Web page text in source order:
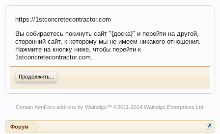
https://1stconcretecontractor.com
Вы собираетесь покинуть сайт "{доска}" и перейти на другой,
сторонний сайт, к которому мы не имеем никакого отношения.
Нажмите на кнопку ниже, чтобы перейти к
1stconcretecontractor.com.
Продолжить...
Certain XenForo add-ons by Waindigo™ ©2011-2014 Waindigo Enterprises Ltd.
Форум